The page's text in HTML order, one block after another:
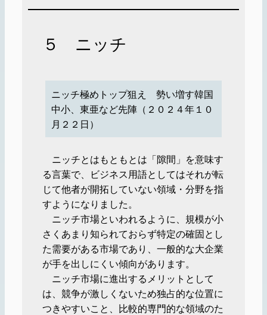
５ ニッチ
ニッチ極めトップ狙え 勢い増す韓国
中小、東亜など先陣（２０２４年１０
月２２日）
ニッチとはもともとは「隙間」を意味す
る言葉で、ビジネス用語としてはそれが転
じて他者が開拓していない領域・分野を指
すようになりました。
ニッチ市場といわれるように、規模が小
さくあまり知られておらず特定の確固とし
た需要がある市場であり、一般的な大企業
が手を出しにくい傾向があります。
ニッチ市場に進出するメリットとして
は、競争が激しくないため独占的な位置に
つきやすいこと、比較的専門的な領域のた